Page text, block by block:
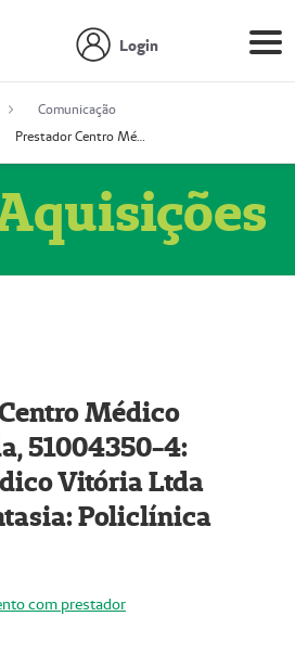
Login
Comunicação
Prestador Centro Médico Vitória Ltda, 51004350-4: Centro Médico Vitória Ltda (Nome Fantasia: Policlínica Master)
Médico
51004350-4:
Vitória Ltda
Policlínica
com prestador